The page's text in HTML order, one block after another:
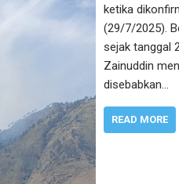
ketika
(29/7/2025).
sejak tanggal
Zainuddin
disebabkan…
READ MORE